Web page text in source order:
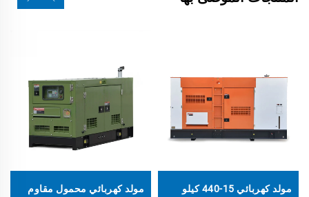
مولد كهربائي 15-440 كيلو
مولد كهربائي محمول مقاوم